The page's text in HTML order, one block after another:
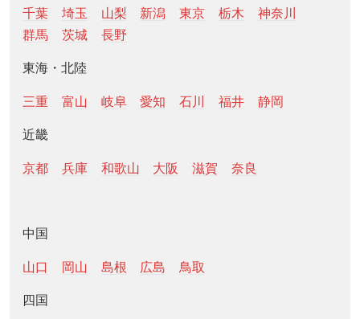
千葉 埼玉 山梨 新潟 東京 栃木
神奈川
群馬
茨城 長野
東海・北陸
三重 富山 岐阜 愛知 石川 福井 静岡
近畿
京都 兵庫 和歌山 大阪 滋賀 奈良
中国
山口 岡山 島根 広島 鳥取
四国